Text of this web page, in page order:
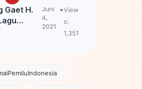
Gaet H.
Juni
4,
2021
View
s:
1,351